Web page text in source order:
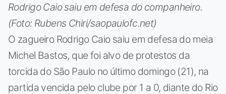
Rodrigo Caio saiu em defesa do companheiro.
(Foto: Rubens Chiri/saopaulofc.net)
O zagueiro Rodrigo Caio saiu em defesa do meia
Michel Bastos, que foi alvo de protestos da
torcida do São Paulo no último domingo (21), na
partida vencida pelo clube por 1 a 0, diante do Rio